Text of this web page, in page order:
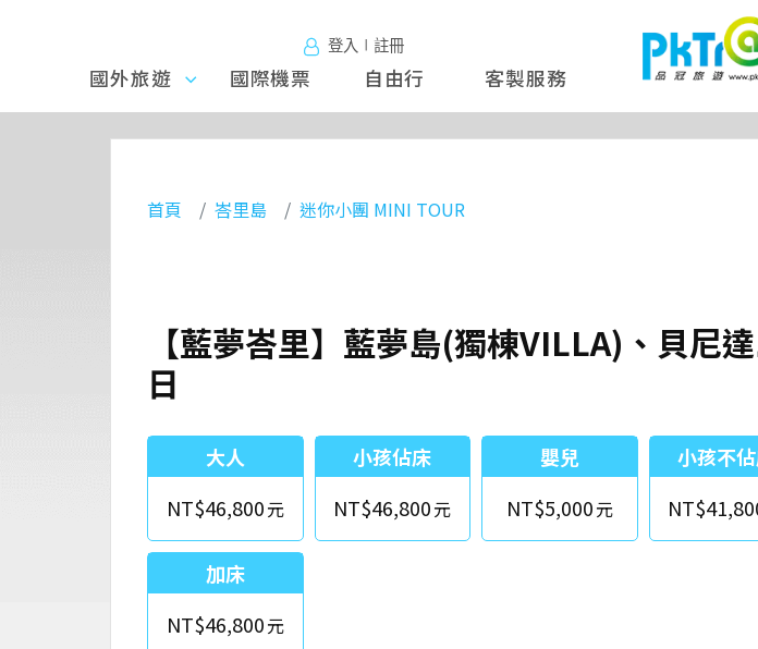
登入∣註冊
國外旅
遊
國外旅遊 國際機票 自由行 客製服務
首頁 峇里島 迷你小團 MINI TOUR
【藍夢峇里】藍夢島(獨棟VILLA)、貝尼
日
大人
NT$46,800
小孩佔床
NT$46,800
嬰兒
NT$5,000
小孩不
加床
NT$46,800